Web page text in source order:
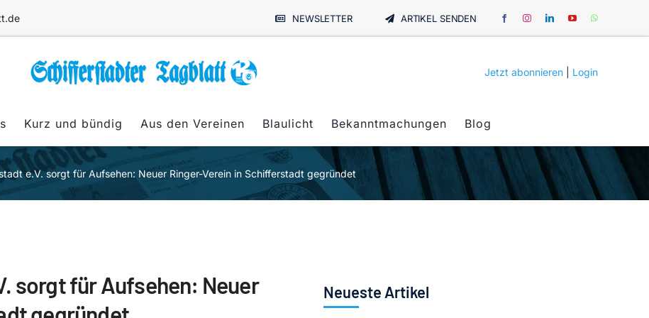
NEWSLETTER ARTIKEL SENDEN
Jetzt abonnieren Login
Kurz und bündig Aus den Vereinen Blaulicht Bekanntmachungen Blog
e.V. sorgt für Aufsehen: Neuer Ringer-Verein in Schifferstadt gegründet
sorgt für Aufsehen: Neuer
Neueste Artikel